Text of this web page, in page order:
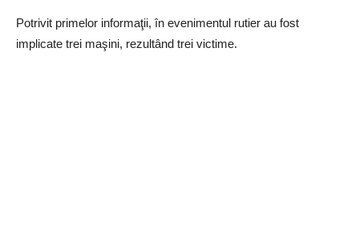
Potrivit primelor informaţii, în evenimentul rutier au fost
implicate trei maşini, rezultând trei victime.